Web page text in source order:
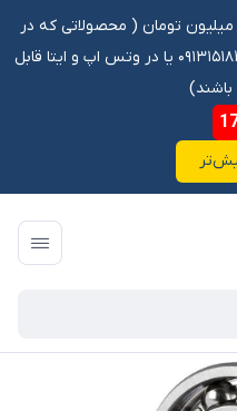
تخفیف ۵ درصد برای سفارشات بالای ۱۰ میلیون تومان ‌‌(‌‌ محصولاتی که در
سایت موجود نیستند طی تماس با ۰۹۱۳۱۵۱۸۴۸۷ یا در وتس اپ و ایتا قابل